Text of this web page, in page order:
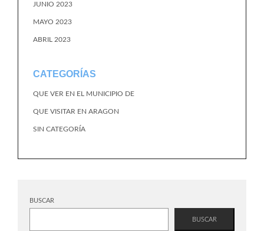
JUNIO 2023
MAYO 2023
ABRIL 2023
CATEGORÍAS
QUE VER EN EL MUNICIPIO DE
QUE VISITAR EN ARAGON
SIN CATEGORÍA
BUSCAR
BUSCAR